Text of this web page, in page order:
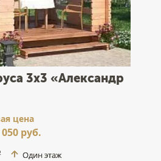
3x3 «Александр
цена
руб.
Один этаж